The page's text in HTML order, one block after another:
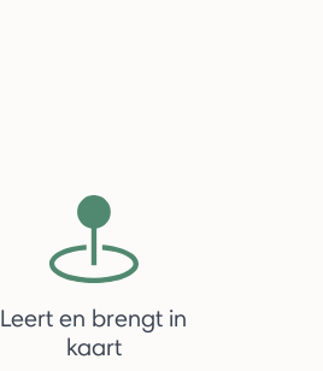
Leert en brengt in
kaart